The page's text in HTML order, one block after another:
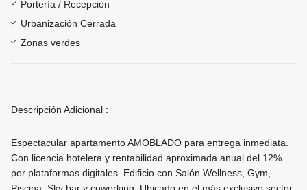
Portería / Recepción
Urbanización Cerrada
Zonas verdes
Descripción Adicional :
Espectacular apartamento AMOBLADO para entrega inmediata.
Con licencia hotelera y rentabilidad aproximada anual del 12%
por plataformas digitales. Edificio con Salón Wellness, Gym,